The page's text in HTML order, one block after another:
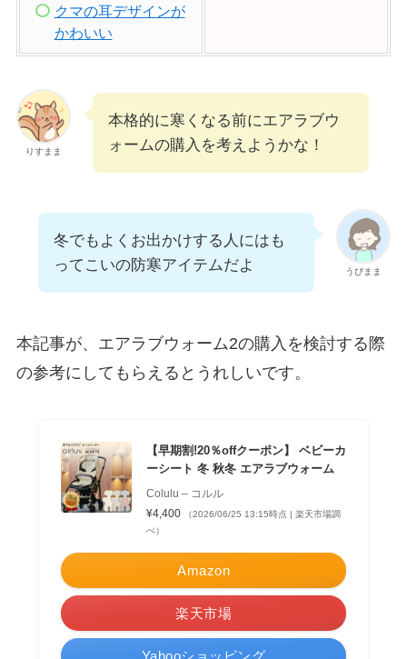
クマの耳デザインが
かわいい
りすまま
本格的に寒くなる前にエアラブウ
ォームの購入を考えようかな！
うぴまま
冬でもよくお出かけする人にはも
ってこいの防寒アイテムだよ
本記事が、エアラブウォーム2の購入を検討する際
の参考にしてもらえるとうれしいです。
【早期割!20％offクーポン】 ベビーカ
ーシート 冬 秋冬 エアラブウォーム
Colulu – コルル
¥4,400
（2026/06/25 13:15時点 | 楽天市場調
べ）
Amazon
楽天市場
Yahooショッピング